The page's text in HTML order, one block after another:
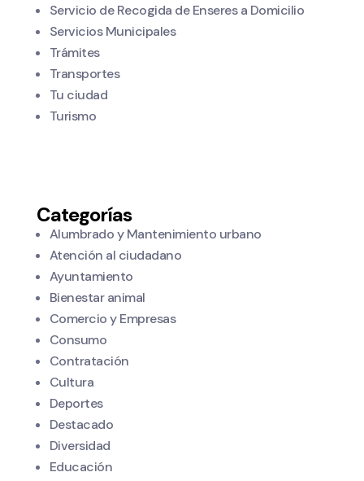
Servicio de Recogida de Enseres a Domicilio
Servicios Municipales
Trámites
Transportes
Tu ciudad
Turismo
Categorías
Alumbrado y Mantenimiento urbano
Atención al ciudadano
Ayuntamiento
Bienestar animal
Comercio y Empresas
Consumo
Contratación
Cultura
Deportes
Destacado
Diversidad
Educación